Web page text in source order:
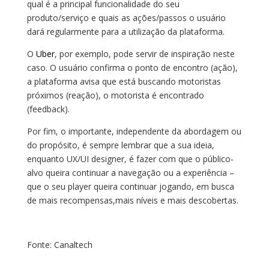
qual é a principal funcionalidade do seu
produto/serviço e quais as ações/passos o usuário
dará regularmente para a utilização da plataforma.
O Uber, por exemplo, pode servir de inspiração neste
caso. O usuário confirma o ponto de encontro (ação),
a plataforma avisa que está buscando motoristas
próximos (reação), o motorista é encontrado
(feedback).
Por fim, o importante, independente da abordagem ou
do propósito, é sempre lembrar que a sua ideia,
enquanto UX/UI designer, é fazer com que o público-
alvo queira continuar a navegação ou a experiência –
que o seu player queira continuar jogando, em busca
de mais recompensas,mais níveis e mais descobertas.
Fonte: Canaltech